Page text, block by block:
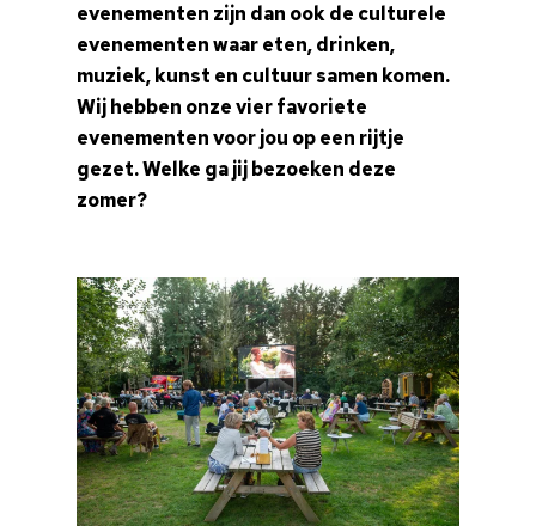
evenementen zijn dan ook de culturele
evenementen waar eten, drinken,
muziek, kunst en cultuur samen komen.
Wij hebben onze vier favoriete
evenementen voor jou op een rijtje
gezet. Welke ga jij bezoeken deze
zomer?